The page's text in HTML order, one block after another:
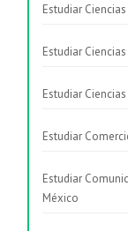
Estudiar
Estudiar
Estudiar
Estudiar
Estudiar
México